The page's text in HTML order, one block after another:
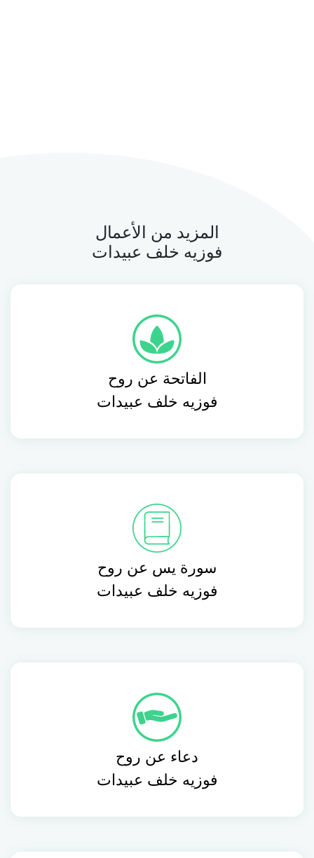
المزيد من الأعمال
فوزيه خلف عبيدات
الفاتحة عن روح
فوزيه خلف عبيدات
سورة يس عن روح
فوزيه خلف عبيدات
دعاء عن روح
فوزيه خلف عبيدات